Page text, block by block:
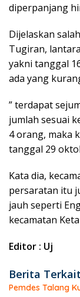
diperpanjang
Dijelaskan
Tugiran,
yakni tanggal
ada yang
” terdapat
jumlah sesuai
4 orang, maka
tanggal 29
Kata dia,
persaratan itu
jauh seperti
kecamatan
Editor : Uj
Berita Terkait
Pemdes Talang